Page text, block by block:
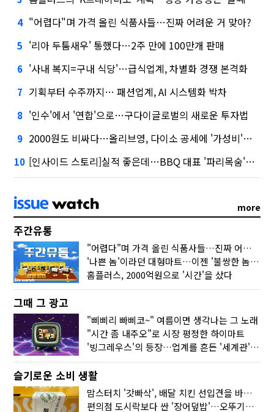
4 "어렵다"며 가격 올린 식품사들…진짜 어려운 거 맞아?
5 '리아 두툼새우' 통했다…2주 만에 100만개 판매
6 '사내 복지=구내 식당'…급식업계, 차별화 경쟁 본격화
7 기획부터 수주까지… 패션업계, AI 시스템화 박차
8 '인수'에서 '연합'으로…구다이글로벌의 새로운 투자법
9 2000원도 비싸다…올리브영, 다이소 공세에 '가성비'로 맞불
10 [인사이드 스토리]실적 좋은데…BBQ 대표 '파리목숨'된 이유
more
주간유통
"어렵다"며 가격 올린 식품사들…진짜 어려운 거 맞아?
'나쁜 놈'이라던 대형마트…이젠 '불쌍한 놈' 됐다
홈플러스, 2000억원으로 '시간'을 샀다
그때 그 광고
"삐삐리 빠삐코~" 여름이면 생각나는 그 노래
"시간 좀 내주오"로 시장 평정한 하이마트
'빙그레우스'의 등장…업계를 흔든 '세계관' 마케팅
슬기로운 소비 생활
맘스터치 '갓빠삭', 배달 치킨 선입견을 바꿨다
편의점 도시락보다 싼 '장어덮밥'…오뚜기가 해냈다